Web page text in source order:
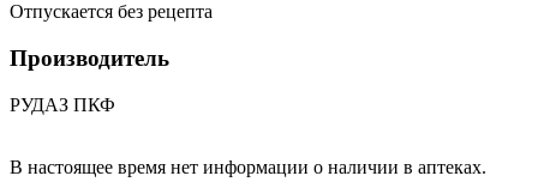
Отпускается без рецепта
Производитель
РУДАЗ ПКФ
В настоящее время нет информации о наличии в аптеках.